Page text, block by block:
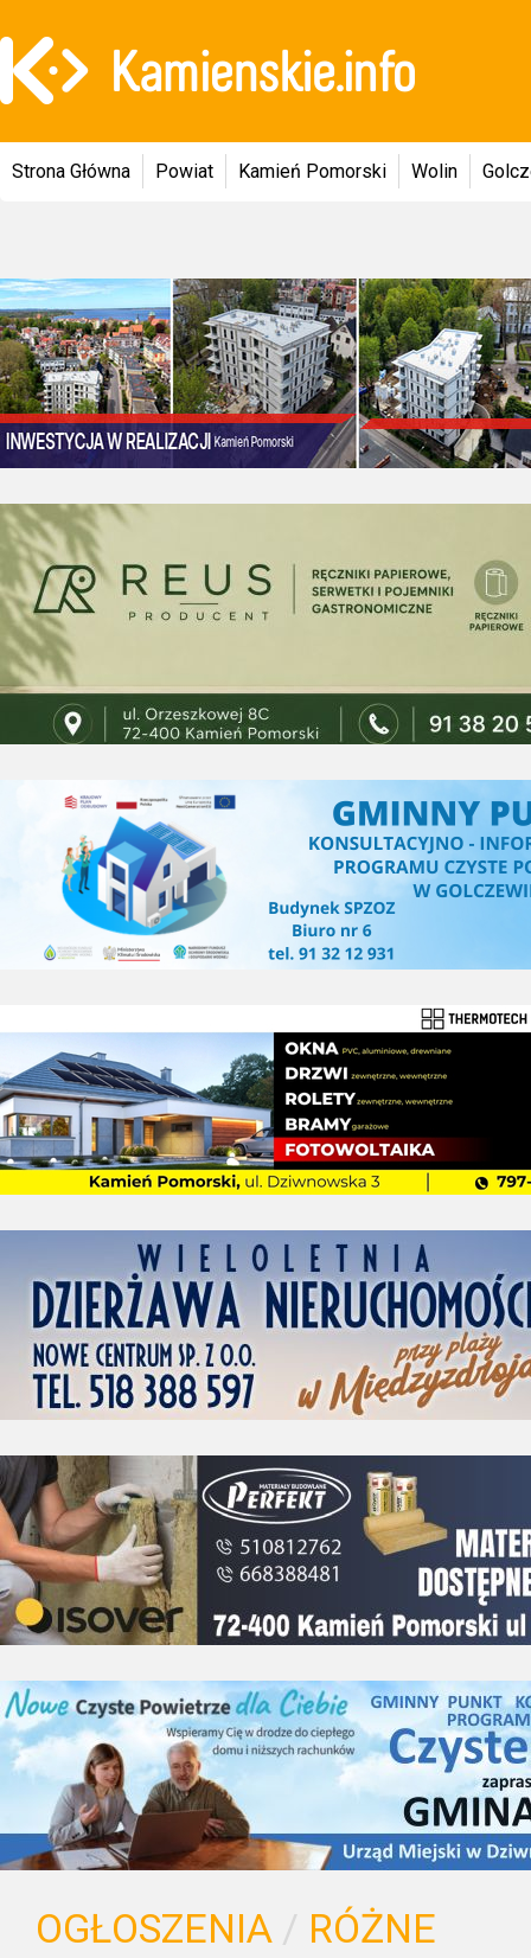
Strona Główna Powiat Kamień Pomorski Wolin
OGŁOSZENIA / RÓŻNE